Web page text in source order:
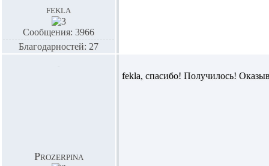
fekla
Сообщения: 3966
Благодарностей: 27
Prozerpina
fekla, спасибо! Получилось!